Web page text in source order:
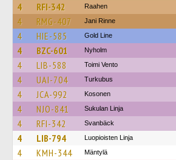
4 RFI-342 Raahen
4 RMG-407 Jani Rinne
4 HIE-585 Gold Line
4 BZC-601 Nyholm
4 LIB-588 Toimi Vento
4 UAI-704 Turkubus
4 JCA-992 Kosonen
4 NJO-841 Sukulan Linja
4 RFI-342 Svanbäck
4 LIB-794 Luopioisten Linja
4 KMH-344 Mäntylä